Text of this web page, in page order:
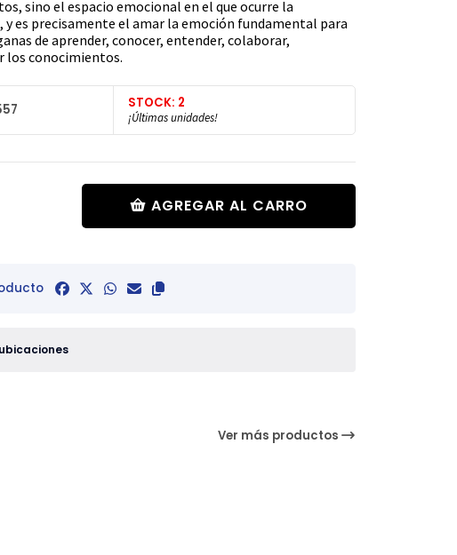
sino el espacio emocional en el que ocurre la
y es precisamente el amar la emoción fundamental para
de aprender, conocer, entender, colaborar,
los conocimientos.
STOCK: 2
¡Últimas unidades!
AGREGAR AL CARRO
Ver más productos